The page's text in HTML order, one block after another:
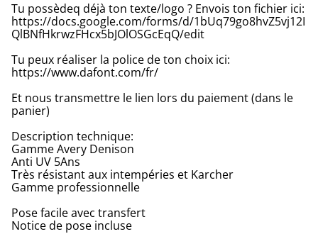
Tu possèdeq déjà ton texte/logo ? Envois ton fichier ici:
https://docs.google.com/forms/d/1bUq79go8hvZ5vj12I
QlBNfHkrwzFHcx5bJOlOSGcEqQ/edit
Tu peux réaliser la police de ton choix ici:
https://www.dafont.com/fr/
Et nous transmettre le lien lors du paiement (dans le
panier)
Description technique:
Gamme Avery Denison
Anti UV 5Ans
Très résistant aux intempéries et Karcher
Gamme professionnelle
Pose facile avec transfert
Notice de pose incluse